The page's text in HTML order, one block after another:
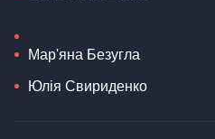
Мар'яна Безугла
Юлія Свириденко